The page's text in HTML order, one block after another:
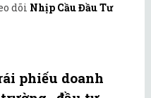
dõi Nhịp Cầu Đầu Tư
phiếu doanh